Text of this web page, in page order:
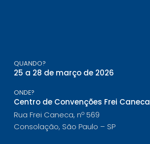
QUANDO?
25 a 28 de março de 2026
ONDE?
Centro de Convenções Frei Caneca
Rua Frei Caneca, nº 569
Consolação, São Paulo – SP